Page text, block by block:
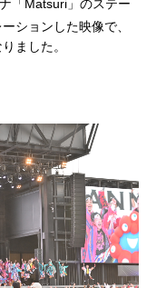
「Matsuri」のステー
ションした映像で、
ました。